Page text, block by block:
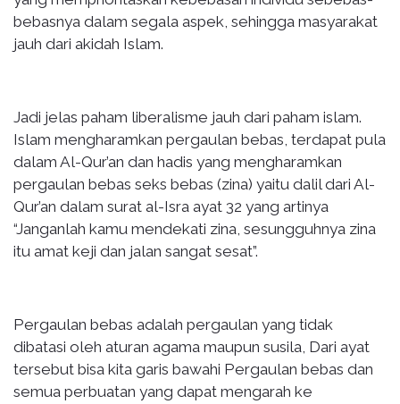
bebasnya dalam segala aspek, sehingga masyarakat
jauh dari akidah Islam.
Jadi jelas paham liberalisme jauh dari paham islam.
Islam mengharamkan pergaulan bebas, terdapat pula
dalam Al-Qur’an dan hadis yang mengharamkan
pergaulan bebas seks bebas (zina) yaitu dalil dari Al-
Qur’an dalam surat al-Isra ayat 32 yang artinya
“Janganlah kamu mendekati zina, sesungguhnya zina
itu amat keji dan jalan sangat sesat”.
Pergaulan bebas adalah pergaulan yang tidak
dibatasi oleh aturan agama maupun susila, Dari ayat
tersebut bisa kita garis bawahi Pergaulan bebas dan
semua perbuatan yang dapat mengarah ke